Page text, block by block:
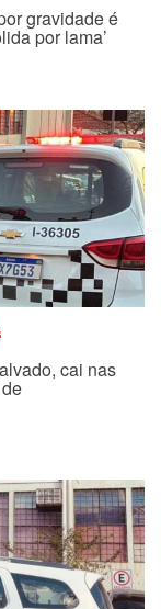
gravidade é
por lama’
cai nas